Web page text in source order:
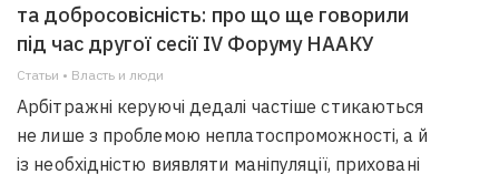
та добросовісність: про що ще говорили
під час другої сесії IV Форуму НААКУ
Статьи • Власть и люди
Арбітражні керуючі дедалі частіше стикаються
не лише з проблемою неплатоспроможності, а й
із необхідністю виявляти маніпуляції, приховані